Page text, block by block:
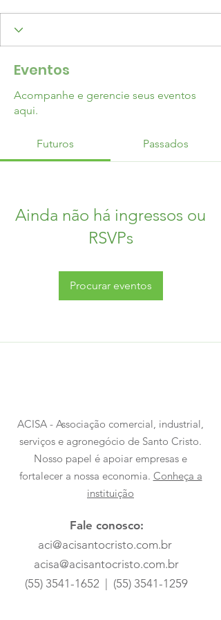
Eventos
Acompanhe e gerencie seus eventos
aqui.
Futuros Passados
Ainda não há ingressos ou
RSVPs
Procurar eventos
ACISA - Associação comercial, industrial,
serviços e agronegócio de Santo Cristo.
Nosso papel é apoiar empresas e
fortalecer a nossa economia. Conheça a
instituição
Fale conosco:
aci@acisantocristo.com.br
acisa@acisantocristo.com.br
(55) 3541-1652
(55) 3541-1259